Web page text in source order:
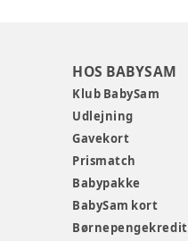
HOS BABYSAM
Klub BabySam
Udlejning
Gavekort
Prismatch
Babypakke
BabySam kort
Børnepengekredit